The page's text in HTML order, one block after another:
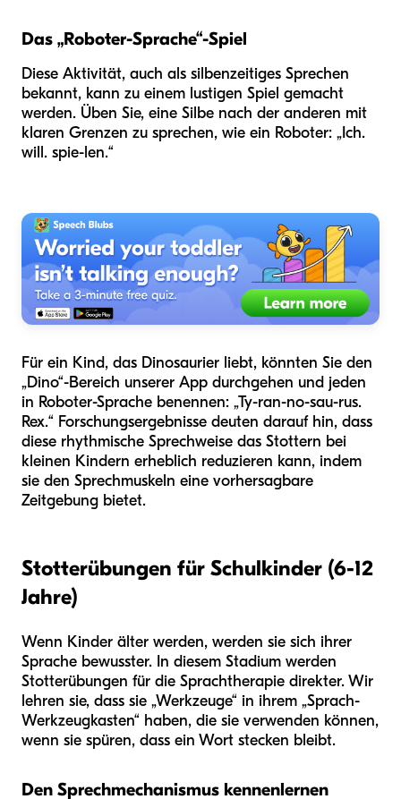
Das „Roboter-Sprache“-Spiel
Diese Aktivität, auch als silbenzeitiges Sprechen
bekannt, kann zu einem lustigen Spiel gemacht
werden. Üben Sie, eine Silbe nach der anderen mit
klaren Grenzen zu sprechen, wie ein Roboter: „Ich.
will. spie-len.“
Für ein Kind, das Dinosaurier liebt, könnten Sie den
„Dino“-Bereich unserer App durchgehen und jeden
in Roboter-Sprache benennen: „Ty-ran-no-sau-rus.
Rex.“ Forschungsergebnisse deuten darauf hin, dass
diese rhythmische Sprechweise das Stottern bei
kleinen Kindern erheblich reduzieren kann, indem
sie den Sprechmuskeln eine vorhersagbare
Zeitgebung bietet.
Stotterübungen für Schulkinder (6-12
Jahre)
Wenn Kinder älter werden, werden sie sich ihrer
Sprache bewusster. In diesem Stadium werden
Stotterübungen für die Sprachtherapie direkter. Wir
lehren sie, dass sie „Werkzeuge“ in ihrem „Sprach-
Werkzeugkasten“ haben, die sie verwenden können,
wenn sie spüren, dass ein Wort stecken bleibt.
Den Sprechmechanismus kennenlernen